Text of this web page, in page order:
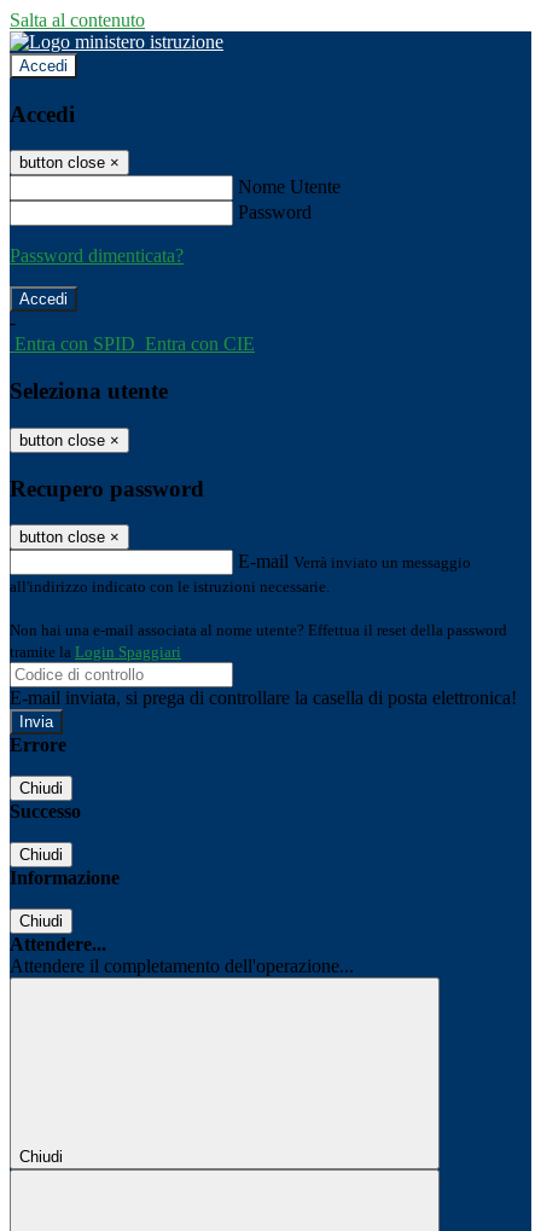
Salta al contenuto
Accedi
Accedi
button close ×
Nome Utente
Password
Password dimenticata?
-
Entra con SPID Entra con CIE
Seleziona utente
button close ×
Recupero password
button close ×
E-mail Verrà inviato un messaggio
all'indirizzo indicato con le istruzioni necessarie.
Non hai una e-mail associata al nome utente? Effettua il reset della password
tramite la Login Spaggiari
E-mail inviata, si prega di controllare la casella di posta elettronica!
Errore
Chiudi
Successo
Chiudi
Informazione
Chiudi
Attendere...
Attendere il completamento dell'operazione...
Chiudi